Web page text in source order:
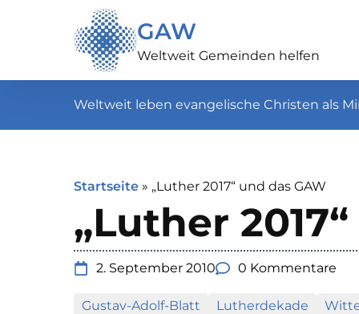
GAW
Weltweit Gemeinden helfen
Weltweit leben evangelische Christen als
Startseite » „Luther 2017“ und das GAW
„Luther
2. September 2010 0 Kommentare
Gustav-Adolf-Blatt Lutherdekade